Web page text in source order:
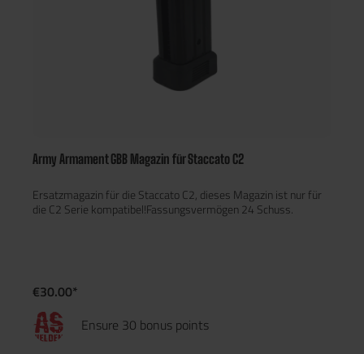
Army Armament GBB Magazin für Staccato C2
Ersatzmagazin für die Staccato C2, dieses Magazin ist nur für
die C2 Serie kompatibel!Fassungsvermögen 24 Schuss.
€30.00*
Ensure 30 bonus points